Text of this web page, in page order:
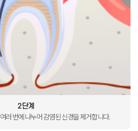
2단계
여러 번에 나누어감염된 신경을제거합니다.